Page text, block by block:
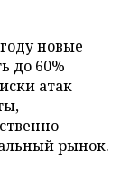
новые
до 60%
атак
рынок.